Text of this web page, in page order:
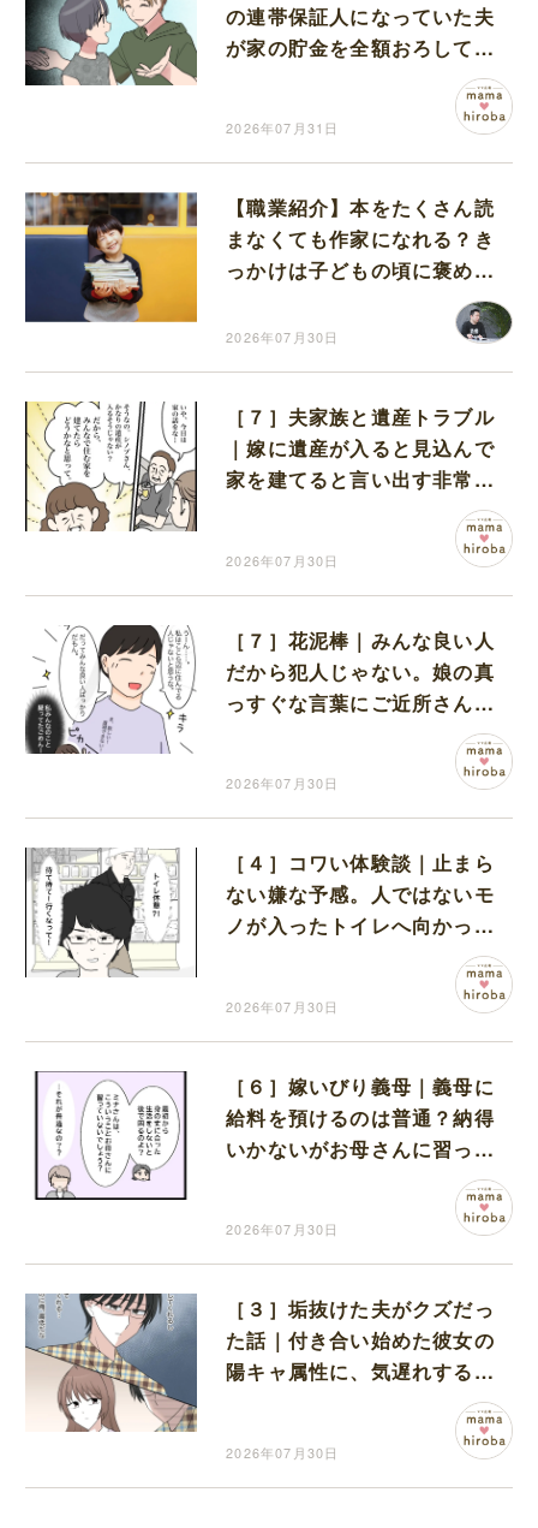
の連帯保証人になっていた夫
が家の貯金を全額おろしてほ
2026年07月31日
【職業紹介】本をたくさん読
まなくても作家になれる？き
っかけは子どもの頃に褒めら
2026年07月30日
［７］夫家族と遺産トラブル
｜嫁に遺産が入ると見込んで
家を建てると言い出す非常識
な義両親。夫も乗り気で妻は
2026年07月30日
［７］花泥棒｜みんな良い人
だから犯人じゃない。娘の真
っすぐな言葉にご近所さんを
疑っていた自分を恥じる母
2026年07月30日
［４］コワい体験談｜止まら
ない嫌な予感。人ではないモ
ノが入ったトイレへ向かって
しまったトラックの運転手
2026年07月30日
［６］嫁いびり義母｜義母に
給料を預けるのは普通？納得
いかないがお母さんに習って
ないでしょと言われ自信が持
2026年07月30日
［３］垢抜けた夫がクズだっ
た話｜付き合い始めた彼女の
陽キャ属性に、気遅れする陰
2026年07月30日